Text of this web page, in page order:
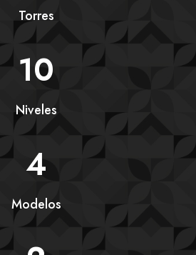
Torres
10
Niveles
4
Modelos